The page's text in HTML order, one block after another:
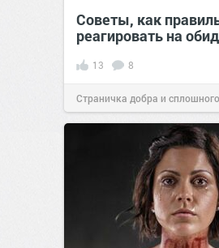
Советы, как
реагировать на
13 8
Страничка добра и
позитива!00:0713 авг 2024